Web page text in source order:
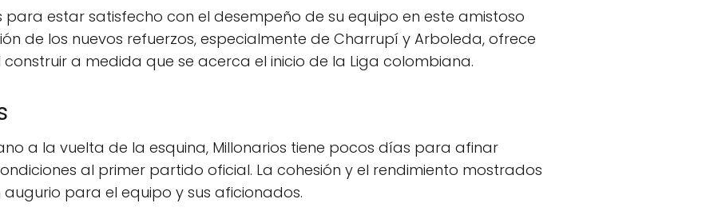
estar satisfecho con el desempeño de su equipo en este amistoso
de los nuevos refuerzos, especialmente de Charrupí y Arboleda, ofrece
a medida que se acerca el inicio de la Liga colombiana.
a la vuelta de la esquina, Millonarios tiene pocos días para afinar
al primer partido oficial. La cohesión y el rendimiento mostrados
para el equipo y sus aficionados.